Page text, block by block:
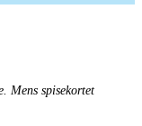
Mens spisekortet